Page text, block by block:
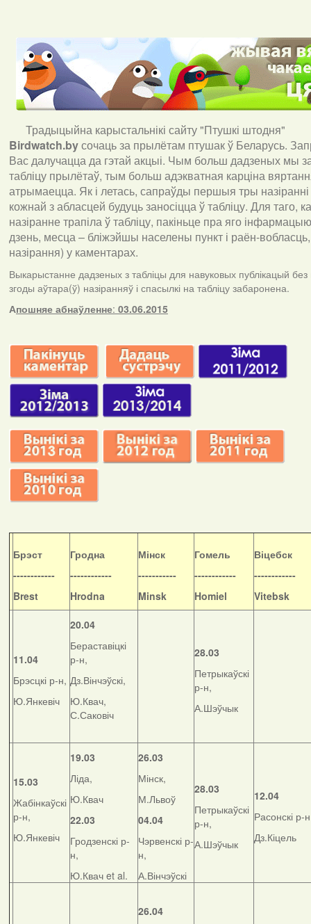
Традыцыйна карыстальнікі сайту "Птушкі штодня"
Birdwatch.byсочаць за прылётам птушак ў Беларусь.
Вас далучацца да гэтай акцыі. Чым больш дадзеных мы
табліцу прылётаў, тым больш адэкватная карціна
атрымаецца. Як і летась, сапраўды першыя тры
кожнай з абласцей будуць заносіцца ў табліцу. Для таго,
назіранне трапіла ў табліцу, пакіньце пра яго
дзень, месца – бліжэйшы населены пункт і раён-
назірання) у каментарах.
Выкарыстанне дадзеных з табліцы для навуковых публікацый без
згоды аўтара(ў) назіранняў і спасылкі на табліцу забаронена.
Апошняе абнаўленне: 03.06.2015
Брэст
------------
Brest
Гродна
------------
Hrodna
Мінск
-----------
Minsk
Гомель
------------
Homiel
Віцебск
------------
Vitebsk
11.04
Брэсцкі р-н,
Ю.Янкевіч
20.04
Бераставіцкі
р-н,
Дз.Вінчэўскі,
Ю.Квач,
С.Саковіч
28.03
Петрыкаўскі
р-н,
А.Шэўчык
15.03
Жабінкаўскі
р-н,
Ю.Янкевіч
19.03
Ліда,
Ю.Квач
22.03
Гродзенскі р-
н,
Ю.Квач et al.
26.03
Мінск,
М.Львоў
04.04
Чэрвенскі р-
н,
А.Вінчэўскі
28.03
Петрыкаўскі
р-н,
А.Шэўчык
12.04
Расонскі р-
Дз.Кіцель
26.04